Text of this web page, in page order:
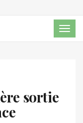
sortie